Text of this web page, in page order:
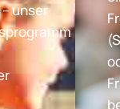
unser